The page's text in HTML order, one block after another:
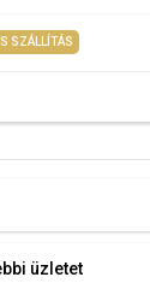
SZÁLLÍTÁS
üzletet